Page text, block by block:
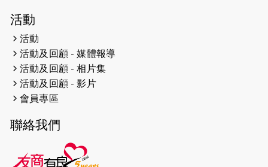
2026-04-19
2026-04-16
猛龍長跑隊恆常練習 - 4月16日
（19:00開始）
2026-04-12
2026-04-11
2026-04-10 太古家＋賞系列：漫步魔術與音樂
活動
活動
活動及回顧 - 媒體報導
活動及回顧 - 相片集
活動及回顧 - 影片
會員專區
聯絡我們